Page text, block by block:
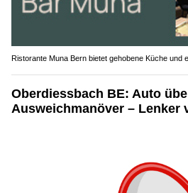
Ristorante Muna Bern bietet gehobene Küche und
Oberdiessbach BE: Auto
Ausweichmanöver – Lenker